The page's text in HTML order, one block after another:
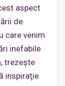
aspect
de
care venim
inefabile
trezeşte
inspiraţie